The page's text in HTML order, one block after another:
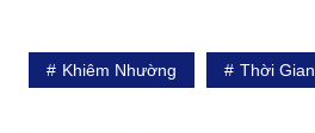
Khiêm Nhường Thời Gian